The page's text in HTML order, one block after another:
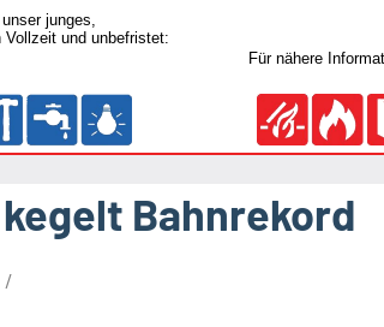
junges,
und unbefristet:
Für nähere
Bahnrekord